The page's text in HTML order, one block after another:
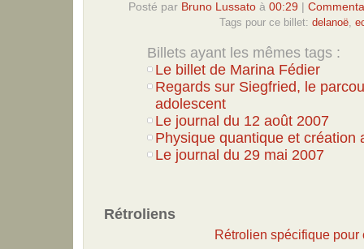
Posté par Bruno Lussatoà 00:29
Tags pour ce billet: delanoë,
Billets ayant les mêmes tags :
Le billet de Marina Fédier
Regards sur Siegfried, le
adolescent
Le journal du 12 août 2007
Physique quantique et création
Le journal du 29 mai 2007
Rétroliens
Rétrolien spécifique pour